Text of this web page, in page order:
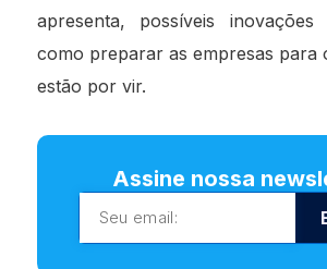
apresenta, possíveis
como preparar as empresas para
estão por vir.
Assine nossa